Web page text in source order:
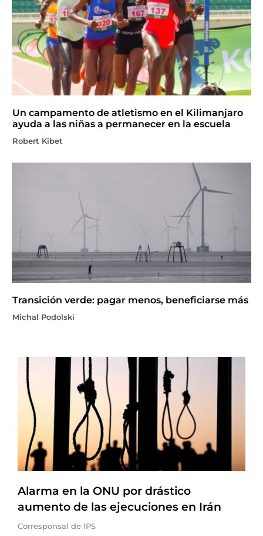
Un campamento de atletismo en el Kilimanjaro
ayuda a las niñas a permanecer en la escuela
Robert Kibet
Transición verde: pagar menos, beneficiarse más
Michal Podolski
Alarma en la ONU por drástico
aumento de las ejecuciones en Irán
Corresponsal de IPS